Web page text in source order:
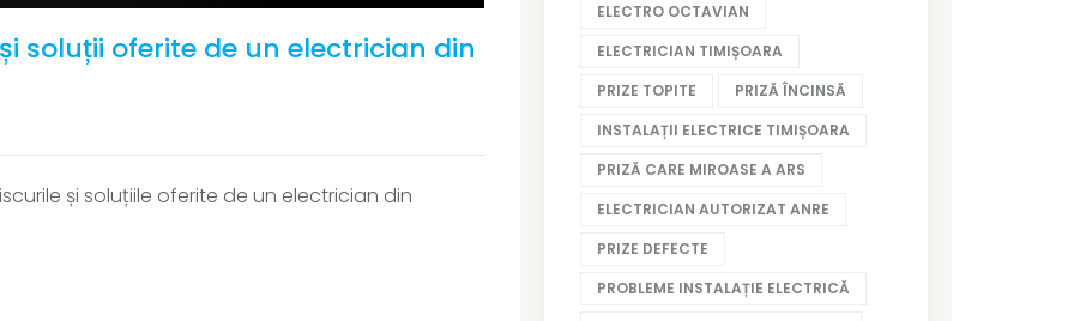
soluții oferite de un electrician din
și soluțiile oferite de un electrician din
ELECTRO OCTAVIAN
ELECTRICIAN TIMIȘOARA
PRIZE TOPITE
PRIZĂ ÎNCINSĂ
INSTALAȚII ELECTRICE TIMIȘOARA
PRIZĂ CARE MIROASE A ARS
ELECTRICIAN AUTORIZAT ANRE
PRIZE DEFECTE
PROBLEME INSTALAȚIE ELECTRICĂ